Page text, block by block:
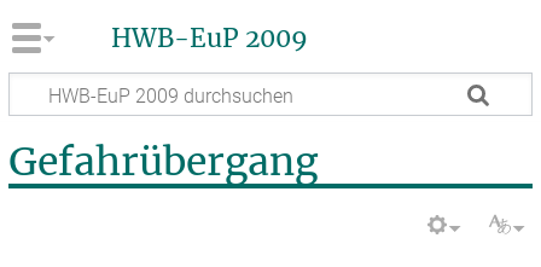
HWB-EuP 2009
Gefahrübergang